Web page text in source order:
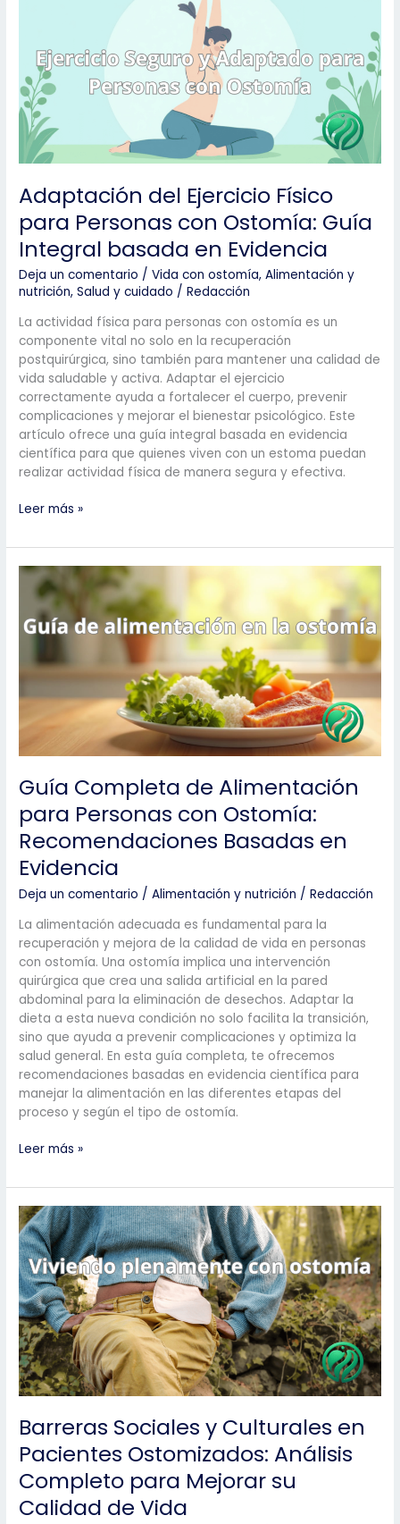
Adaptación del Ejercicio Físico
para Personas con Ostomía: Guía
Integral basada en Evidencia
Deja un comentario /Vida con ostomía,Alimentación y
nutrición,Salud y cuidado /Redacción
La actividad física para personas con ostomía es un
componente vital no solo en la recuperación
postquirúrgica, sino también para mantener una calidad de
vida saludable y activa. Adaptar el ejercicio
correctamente ayuda a fortalecer el cuerpo, prevenir
complicaciones y mejorar el bienestar psicológico. Este
artículo ofrece una guía integral basada en evidencia
científica para que quienes viven con un estoma puedan
realizar actividad física de manera segura y efectiva.
Adaptación
Ejercicio
Físico
para
Personas
con
Ostomía:
Guía
Integral
basada
Evidencia
Leer más »
Guía Completa de Alimentación
para Personas con Ostomía:
Recomendaciones Basadas en
Evidencia
Deja un comentario /Alimentación y nutrición /Redacción
La alimentación adecuada es fundamental para la
recuperación y mejora de la calidad de vida en personas
con ostomía. Una ostomía implica una intervención
quirúrgica que crea una salida artificial en la pared
abdominal para la eliminación de desechos. Adaptar la
dieta a esta nueva condición no solo facilita la transición,
sino que ayuda a prevenir complicaciones y optimiza la
salud general. En esta guía completa, te ofrecemos
recomendaciones basadas en evidencia científica para
manejar la alimentación en las diferentes etapas del
proceso y según el tipo de ostomía.
Guía
de
Alimentación
para
Personas
con
Ostomía:
Recomendaciones
Basadas
en
Evidencia
Leer más »
Barreras Sociales y Culturales en
Pacientes Ostomizados: Análisis
Completo para Mejorar su
Calidad de Vida